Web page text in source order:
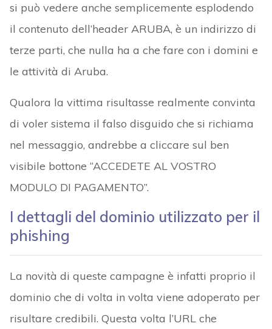
si può vedere anche semplicemente esplodendo
il contenuto dell’header ARUBA, è un indirizzo di
terze parti, che nulla ha a che fare con i domini e
le attività di Aruba.
Qualora la vittima risultasse realmente convinta
di voler sistema il falso disguido che si richiama
nel messaggio, andrebbe a cliccare sul ben
visibile bottone “ACCEDETE AL VOSTRO
MODULO DI PAGAMENTO”.
I dettagli del dominio utilizzato per il
phishing
La novità di queste campagne è infatti proprio il
dominio che di volta in volta viene adoperato per
risultare credibili. Questa volta l’URL che